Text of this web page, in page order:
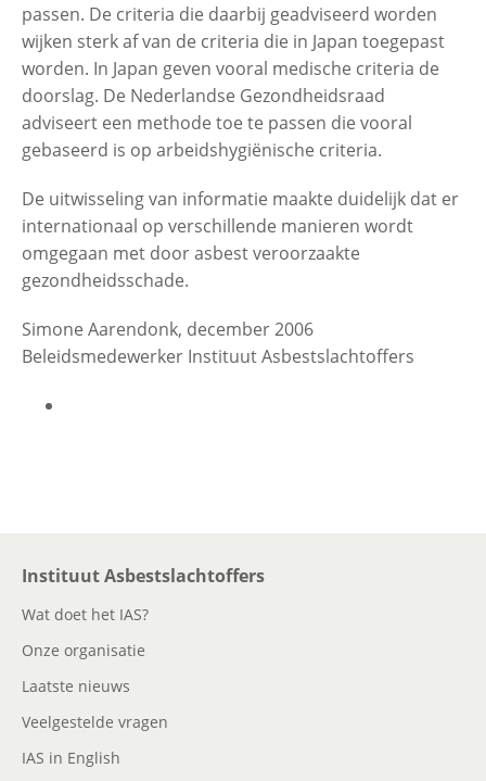
passen. De criteria die daarbij geadviseerd worden
wijken sterk af van de criteria die in Japan toegepast
worden. In Japan geven vooral medische criteria de
doorslag. De Nederlandse Gezondheidsraad
adviseert een methode toe te passen die vooral
gebaseerd is op arbeidshygiënische criteria.
De uitwisseling van informatie maakte duidelijk dat er
internationaal op verschillende manieren wordt
omgegaan met door asbest veroorzaakte
gezondheidsschade.
Simone Aarendonk, december 2006
Beleidsmedewerker Instituut Asbestslachtoffers
Instituut Asbestslachtoffers
Wat doet het IAS?
Onze organisatie
Laatste nieuws
Veelgestelde vragen
IAS in English